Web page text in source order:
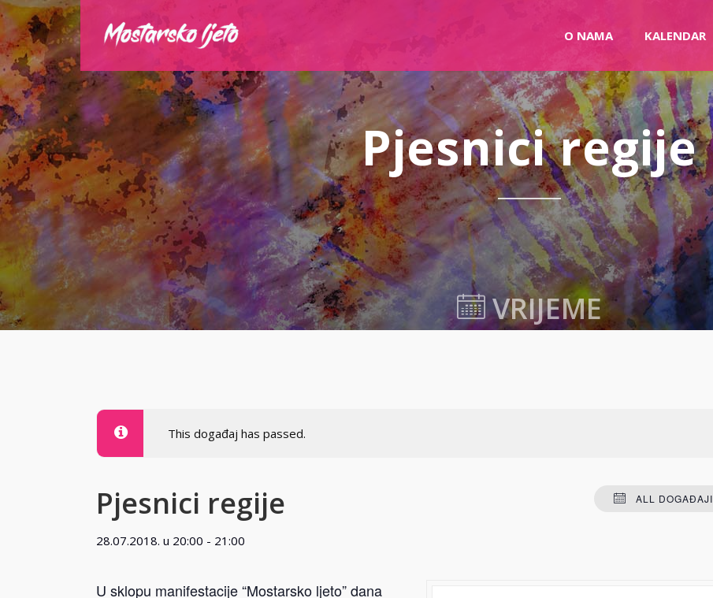
O NAMA KALENDAR
Pjesnici regije
VRIJEME
This događaj has passed.
ALL DOGAĐAJI
Pjesnici regije
28.07.2018. u 20:00 - 21:00
U sklopu manifestacije “Mostarsko ljeto” dana